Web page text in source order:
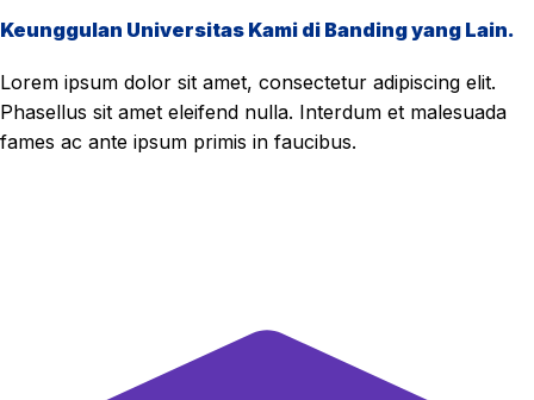
Keunggulan Universitas Kami di Banding yang Lain.
Lorem ipsum dolor sit amet, consectetur adipiscing elit.
Phasellus sit amet eleifend nulla. Interdum et malesuada
fames ac ante ipsum primis in faucibus.